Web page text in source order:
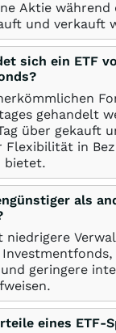
Aktie während
und verkauft
sich ein ETF
gehandelt
über gekauft
Flexibilität in
bietet.
als
niedrigere
geringere
eines ETF-